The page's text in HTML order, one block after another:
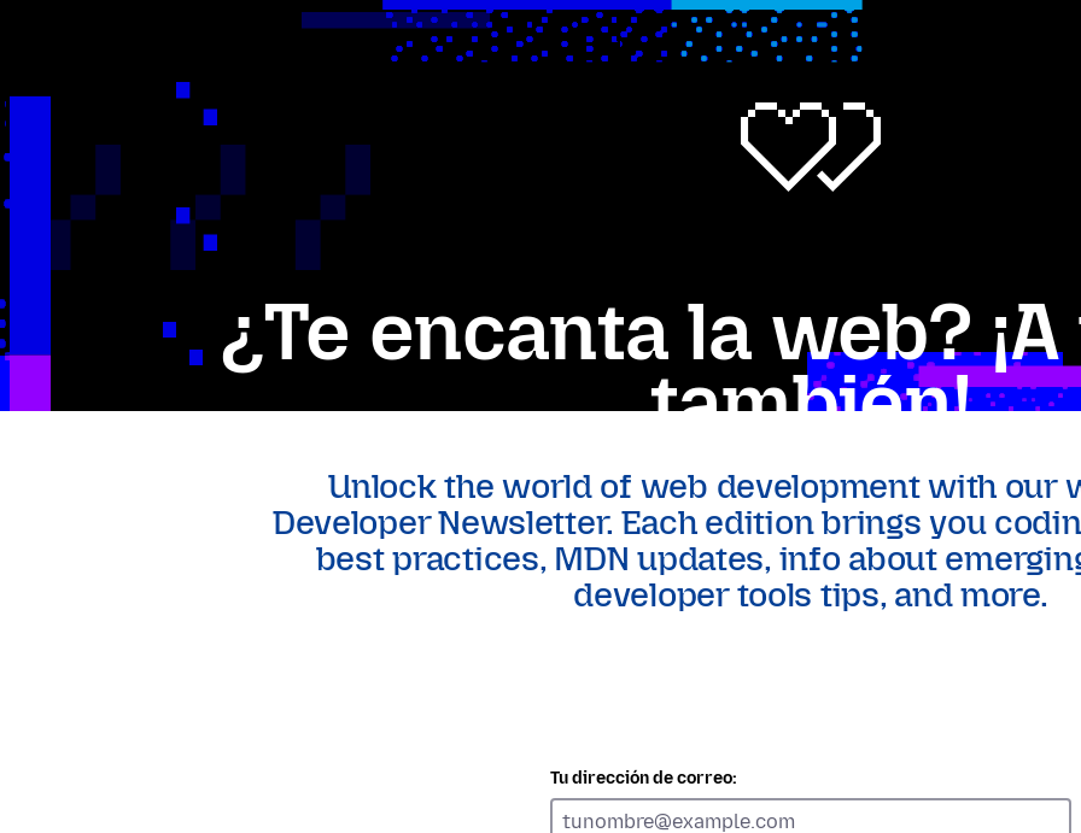
¿Te encanta la web?
también!
Unlock the world of web development with our
Developer Newsletter. Each edition brings you
best practices, MDN updates, info about
developer tools tips, and more.
Tu dirección de correo: